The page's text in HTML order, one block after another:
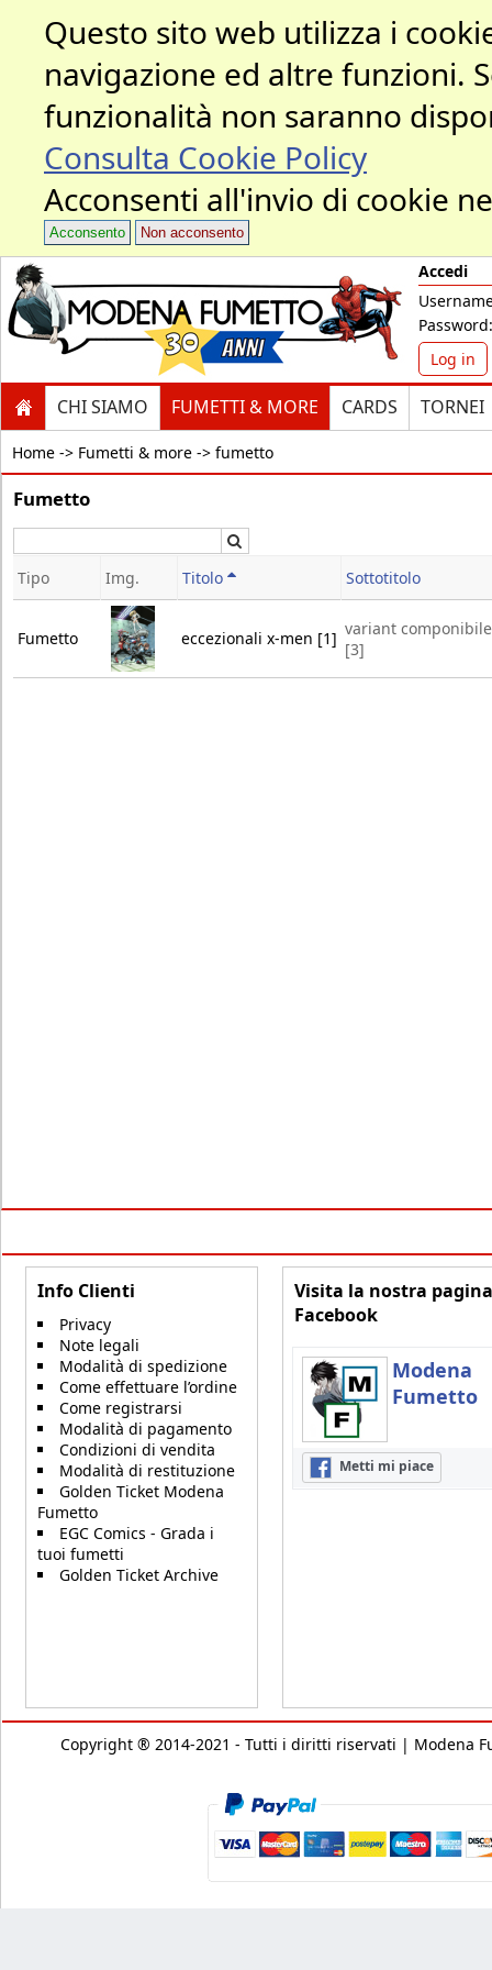
Questo sito web utilizza i
navigazione ed altre funzioni.
funzionalità non saranno
Consulta Cookie Policy
Acconsenti all'invio di cookie
Acconsento Non acconsento
Accedi
Password:
Log in
CHI SIAMO FUMETTI & MORE CARDS TORNEI
Home -> Fumetti & more -> fumetto
Fumetto
Tipo Img. Titolo Sottotitolo
Fumetto eccezionali x-men [1] variant componibile
[3]
Info Clienti
Privacy
Note legali
Modalità di spedizione
Come effettuare l’ordine
Come registrarsi
Modalità di pagamento
Condizioni di vendita
Modalità di restituzione
Golden Ticket Modena
Fumetto
EGC Comics - Grada i
tuoi fumetti
Golden Ticket Archive
Visita la nostra pagina
Facebook
Modena
Fumetto
Metti mi piace
Copyright ® 2014-2021 - Tutti i diritti riservati | Modena